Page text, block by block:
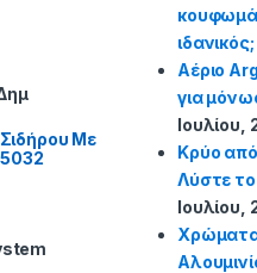
Με
ιδανικός;
Αέριο
για
Ιουλίου,
Κρύο
Λύστε το
Ιουλίου,